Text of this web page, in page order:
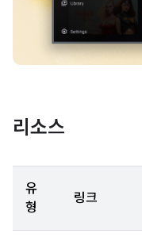
리소스
유
형
링크